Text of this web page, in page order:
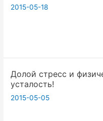
2015-05-18
Долой стресс и
усталость!
2015-05-05